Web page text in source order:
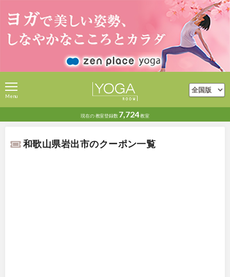
現在の教室登録数 7,724教室
Menu
和歌山県岩出市のクーポン一覧